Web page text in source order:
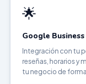
🌟
Google
Integración con tu
reseñas, horarios y
tu negocio de